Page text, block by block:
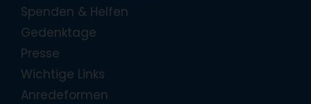
Spenden & Helfen
Gedenktage
Presse
Wichtige Links
Anredeformen